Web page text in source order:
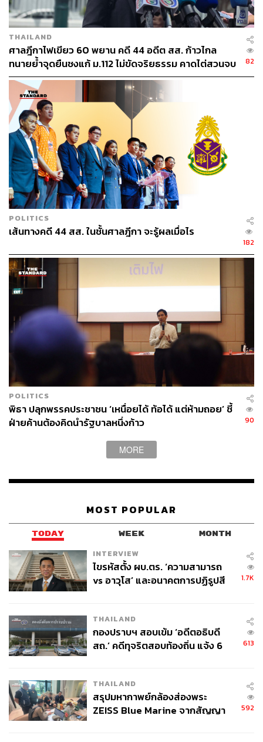
THAILAND
ศาลฎีกาไฟเขียว 60 พยาน คดี 44 อดีต สส. ก้าวไกล
ทนายย้ำจุดยืนชงแก้ ม.112 ไม่ขัดจริยธรรม คาดไต่สวนจบ
พฤษภาคมปี 2570
82
POLITICS
เส้นทางคดี 44 สส. ในชั้นศาลฎีกา จะรู้ผลเมื่อไร
182
POLITICS
พิธา ปลุกพรรคประชาชน ‘เหนื่อยได้ ท้อได้ แต่ห้ามถอย’ ชี้
ฝ่ายค้านต้องคิดนำรัฐบาลหนึ่งก้าว
90
MORE
MOST POPULAR
TODAY WEEK MONTH
INTERVIEW
ไขรหัสตั้ง ผบ.ตร. ‘ความสามารถ
vs อาวุโส’ และอนาคตการปฏิรูปสี
1.7K
THAILAND
กองปราบฯ สอบเข้ม ‘อดีตอธิบดี
สถ.’ คดีทุจริตสอบท้องถิ่น แจ้ง 6
613
THAILAND
สรุปมหากาพย์กล้องส่องพระ
ZEISS Blue Marine จากสัญญา
592